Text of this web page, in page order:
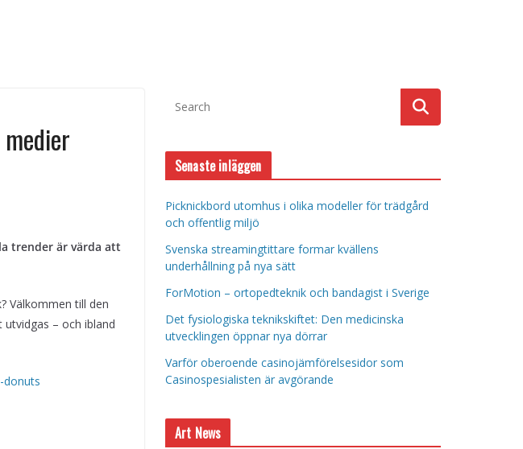
trender är värda att
Välkommen till den
– och ibland
donuts
Senaste inläggen
Picknickbord utomhus i olika modeller för trädgård
och offentlig miljö
Svenska streamingtittare formar kvällens
underhållning på nya sätt
ForMotion – ortopedteknik och bandagist i Sverige
Det fysiologiska teknikskiftet: Den medicinska
utvecklingen öppnar nya dörrar
Varför oberoende casinojämförelsesidor som
Casinospesialisten är avgörande
Art News